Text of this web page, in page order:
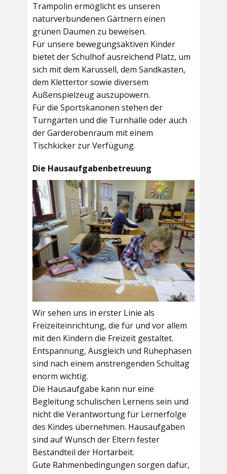
Trampolin ermöglicht es unseren
naturverbundenen Gärtnern einen
grünen Daumen zu beweisen.
Für unsere bewegungsaktiven Kinder
bietet derSchulhofausreichend Platz, um
sich mit dem Karussell, dem Sandkasten,
dem Klettertor sowie diversem
Außenspielzeug auszupowern.
Für die Sportskanonen stehen der
Turngarten und die Turnhalle oder auch
derGarderobenraum mit einem
Tischkicker zur Verfügung.
Die Hausaufgabenbetreuung
Wir sehen uns in erster Linie als
Freizeiteinrichtung, die für und vor allem
mit den Kindern die Freizeit gestaltet.
Entspannung, Ausgleich und Ruhephasen
sind nach einem anstrengenden Schultag
enorm wichtig.
Die Hausaufgabe kann nur eine
Begleitung schulischen Lernens sein und
nicht die Verantwortung für Lernerfolge
des Kindes übernehmen. Hausaufgaben
sind auf Wunsch der Eltern fester
Bestandteil der Hortarbeit.
Gute Rahmenbedingungen sorgen dafür,